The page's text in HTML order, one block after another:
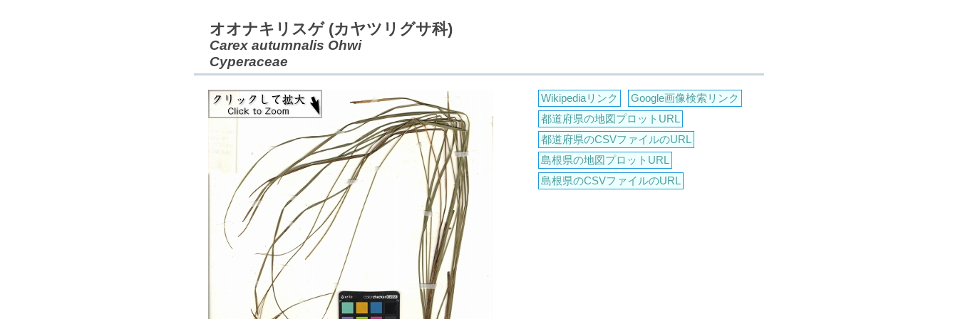
オオナキリスゲ (カヤツリグサ科)
Carex autumnalis Ohwi
Cyperaceae
Wikipediaリンク
Google画像検索リンク
都道府県の地図プロットURL
都道府県のCSVファイルのURL
島根県の地図プロットURL
島根県のCSVファイルのURL